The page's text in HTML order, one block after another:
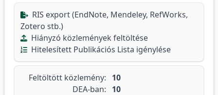
RIS export (EndNote, Mendeley, RefWorks,
Zotero stb.)
Hiányzó közlemények feltöltése
Hitelesített Publikációs Lista igénylése
Feltöltött közlemény:
10
DEA-ban:
10